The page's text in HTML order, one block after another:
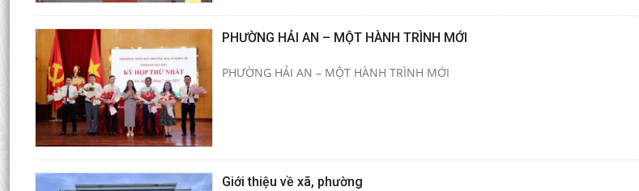
PHƯỜNG HẢI AN – MỘT HÀNH TRÌNH MỚI
PHƯỜNG HẢI AN – MỘT HÀNH TRÌNH MỚI
Giới thiệu về xã, phường